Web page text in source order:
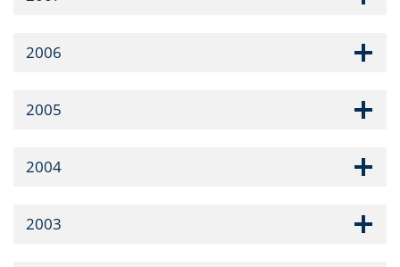
2006
2005
2004
2003